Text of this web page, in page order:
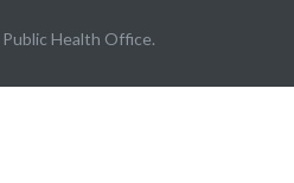
Health Office.